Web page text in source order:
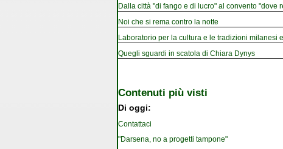
Dalla città "di fango e di lucro" al convento "dove
Noi che si rema contro la notte
Laboratorio per la cultura e le tradizioni milanesi
Quegli sguardi in scatola di Chiara Dynys
Contenuti più visti
Di oggi:
Contattaci
"Darsena, no a progetti tampone"